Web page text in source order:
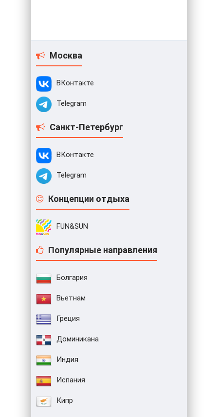
Москва
ВКонтакте
Telegram
Санкт-Петербург
ВКонтакте
Telegram
Концепции отдыха
FUN&SUN
Популярные направления
Болгария
Вьетнам
Греция
Доминикана
Индия
Испания
Кипр